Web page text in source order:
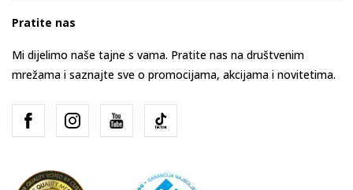
Pratite nas
Mi dijelimo naše tajne s vama. Pratite nas na društvenim
mrežama i saznajte sve o promocijama, akcijama i novitetima.